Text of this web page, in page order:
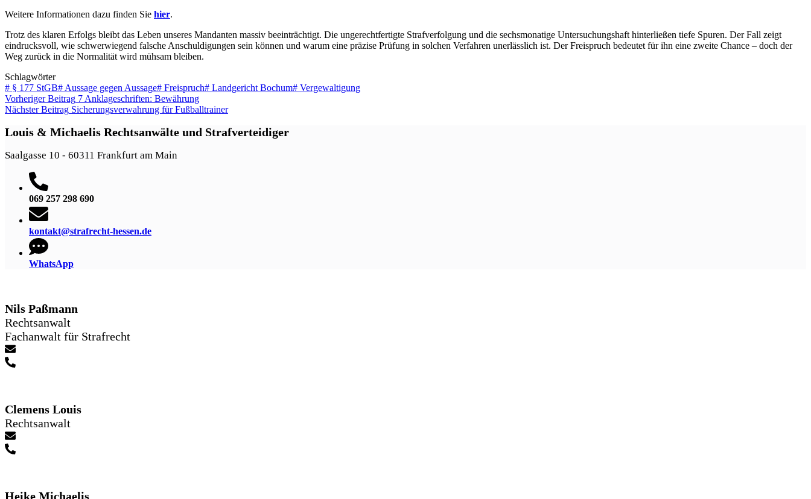
Weitere Informationen dazu finden Sie hier.
Trotz des klaren Erfolgs bleibt das Leben unseres Mandanten massiv beeinträchtigt. Die ungerechtfertigte Strafverfolgung und die sechsmonatige Untersuchungshaft hinterließen tiefe Spuren. Der Fall zeigt
eindrucksvoll, wie schwerwiegend falsche Anschuldigungen sein können und warum eine präzise Prüfung in solchen Verfahren unerlässlich ist. Der Freispruch bedeutet für ihn eine zweite Chance – doch der
Weg zurück in die Normalität wird mühsam bleiben.
Schlagwörter
# § 177 StGB# Aussage gegen Aussage# Freispruch# Landgericht Bochum# Vergewaltigung
VorherigerBeitrag 7 Anklageschriften: Bewährung
NächsterBeitrag Sicherungsverwahrung für Fußballtrainer
Louis & Michaelis Rechtsanwälte und Strafverteidiger
Saalgasse 10 - 60311 Frankfurt am Main
069 257 298 690
kontakt@strafrecht-hessen.de
WhatsApp
Nils Paßmann
Rechtsanwalt
Fachanwalt für Strafrecht
Clemens Louis
Rechtsanwalt
Heike Michaelis